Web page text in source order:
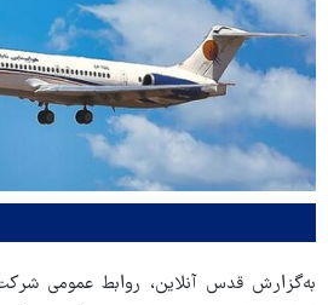
به‌گزارش قدس آنلاین، روابط عمومی